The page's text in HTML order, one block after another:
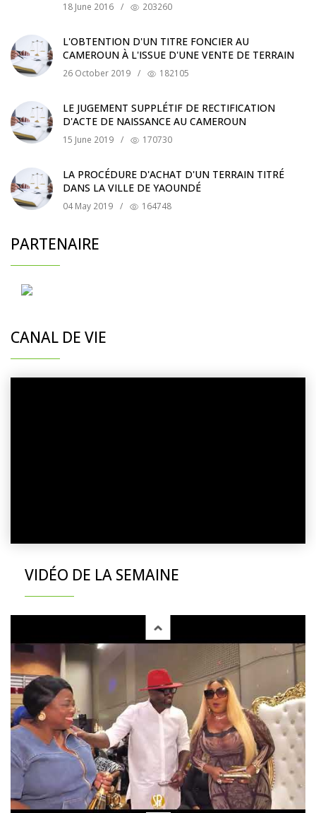
18 June 2016 / 203260
L'OBTENTION D'UN TITRE FONCIER AU
CAMEROUN À L'ISSUE D'UNE VENTE DE TERRAIN
26 October 2019 / 182105
LE JUGEMENT SUPPLÉTIF DE RECTIFICATION
D'ACTE DE NAISSANCE AU CAMEROUN
15 June 2019 / 170730
LA PROCÉDURE D'ACHAT D'UN TERRAIN TITRÉ
DANS LA VILLE DE YAOUNDÉ
04 May 2019 / 164748
PARTENAIRE
CANAL DE VIE
VIDÉO DE LA SEMAINE